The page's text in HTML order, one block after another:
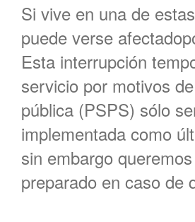
Si vive en una de
puede verse
Esta interrupción
servicio por motivos
pública (PSPS) sólo
implementada como
sin embargo
preparado en caso de